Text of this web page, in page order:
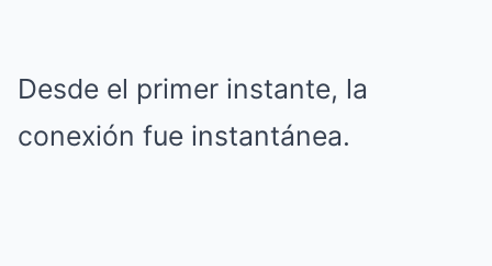
Desde el primer instante, la
conexión fue instantánea.